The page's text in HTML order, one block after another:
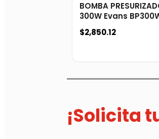
BOMBA
300W Evans
$2,850.12
¡Solicita